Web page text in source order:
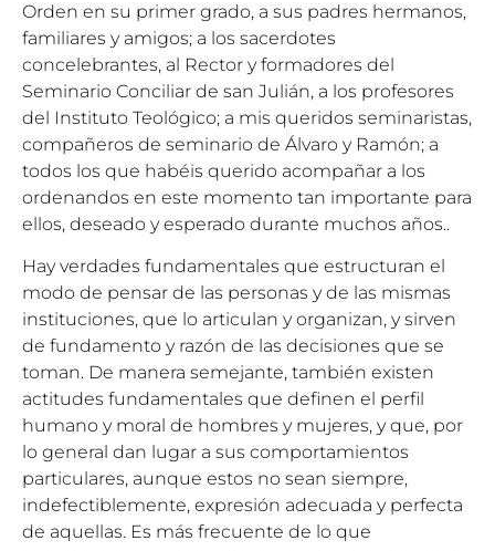
Orden en su primer grado, a sus padres hermanos,
familiares y amigos; a los sacerdotes
concelebrantes, al Rector y formadores del
Seminario Conciliar de san Julián, a los profesores
del Instituto Teológico; a mis queridos seminaristas,
compañeros de seminario de Álvaro y Ramón; a
todos los que habéis querido acompañar a los
ordenandos en este momento tan importante para
ellos, deseado y esperado durante muchos años..
Hay verdades fundamentales que estructuran el
modo de pensar de las personas y de las mismas
instituciones, que lo articulan y organizan, y sirven
de fundamento y razón de las decisiones que se
toman. De manera semejante, también existen
actitudes fundamentales que definen el perfil
humano y moral de hombres y mujeres, y que, por
lo general dan lugar a sus comportamientos
particulares, aunque estos no sean siempre,
indefectiblemente, expresión adecuada y perfecta
de aquellas. Es más frecuente de lo que